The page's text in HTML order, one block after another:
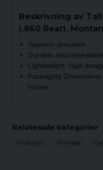
Beskrivning av
(.860 Rear),
Superior precision
Durable and repeatable
Lightweight, rigid
Packaging
inches
Relaterade kategorier
Produkter Montage